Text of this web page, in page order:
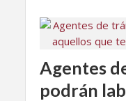
Agentes
podrán